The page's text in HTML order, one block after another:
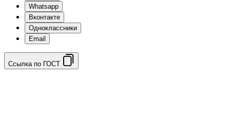
Whatsapp
Вконтакте
Одноклассники
Email
Ссылка по ГОСТ